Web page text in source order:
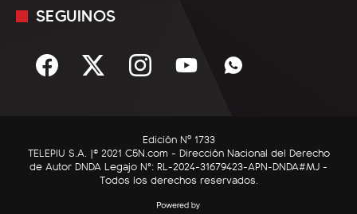
Sociedad
C5N Autos
RatingCero
Mediakit
Términos y condiciones
SEGUINOS
Edición Nº 1733
TELEPIU S.A. |© 2021 C5N.com - Dirección Nacional del Derecho
de Autor DNDA Legajo N°: RL-2024-31679423-APN-DNDA#MJ -
Todos los derechos reservados.